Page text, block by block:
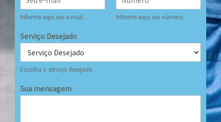
Informe aqui seu e-mail. Informe aqui seu número.
Serviço Desejado
Escolha o serviço desejado
Sua mensagem